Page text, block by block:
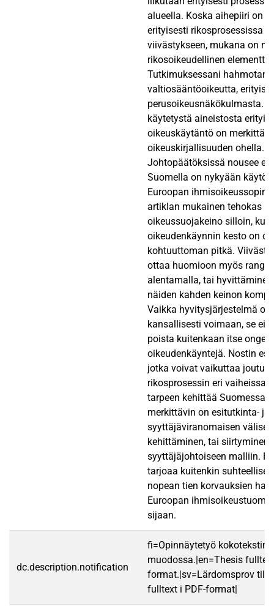
alueella. Koska aihepiiri on
erityisesti rikosprosessissa
viivästykseen, mukana on
rikosoikeudellinen elementti.
Tutkimuksessani hahmotan
valtiosääntöoikeutta,
perusoikeusnäkökulmasta.
käytetystä aineistosta
oikeuskäytäntö on
oikeuskirjallisuuden ohella.
Johtopäätöksissä nousee
Suomella on nykyään
Euroopan
artiklan mukainen tehokas
oikeussuojakeino silloin, kun
oikeudenkäynnin kesto on
kohtuuttoman pitkä.
ottaa huomioon myös
alentamalla, tai
näiden kahden keinon
Vaikka hyvitysjärjestelmä on
kansallisesti voimaan, se ei
poista kuitenkaan itse
oikeudenkäyntejä. Nostin
jotka voivat vaikuttaa
rikosprosessin eri vaiheissa,
tarpeen kehittää Suomessa.
merkittävin on esitutkinta- ja
syyttäjäviranomaisen
kehittäminen, tai siirtyminen
syyttäjäjohtoiseen malliin.
tarjoaa kuitenkin
nopean tien korvauksien
Euroopan
sijaan.
dc.description.notification
fi=Opinnäytetyö kokotekstinä
muodossa.|en=Thesis
format.|sv=Lärdomsprov
fulltext i PDF-format|